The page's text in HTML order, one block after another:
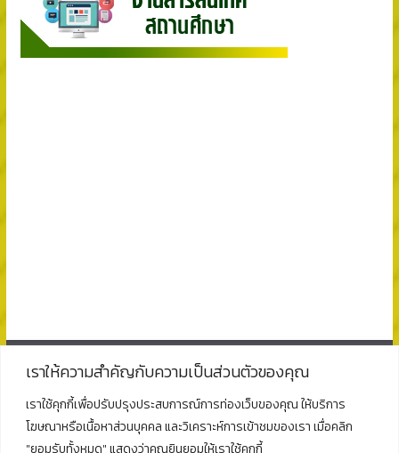
เราให้ความสำคัญกับความเป็นส่วนตัวของคุณ
เราใช้คุกกี้เพื่อปรับปรุงประสบการณ์การท่องเว็บของคุณ ให้บริการ
โฆษณาหรือเนื้อหาส่วนบุคคล และวิเคราะห์การเข้าชมของเรา เมื่อคลิก
"ยอมรับทั้งหมด" แสดงว่าคุณยินยอมให้เราใช้คุกกี้
โรงเรียนพุนพินพิทยาคม